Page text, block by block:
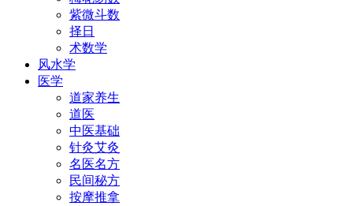
紫微斗数
择日
术数学
风水学
医学
道家养生
道医
中医基础
针灸艾灸
名医名方
民间秘方
按摩推拿